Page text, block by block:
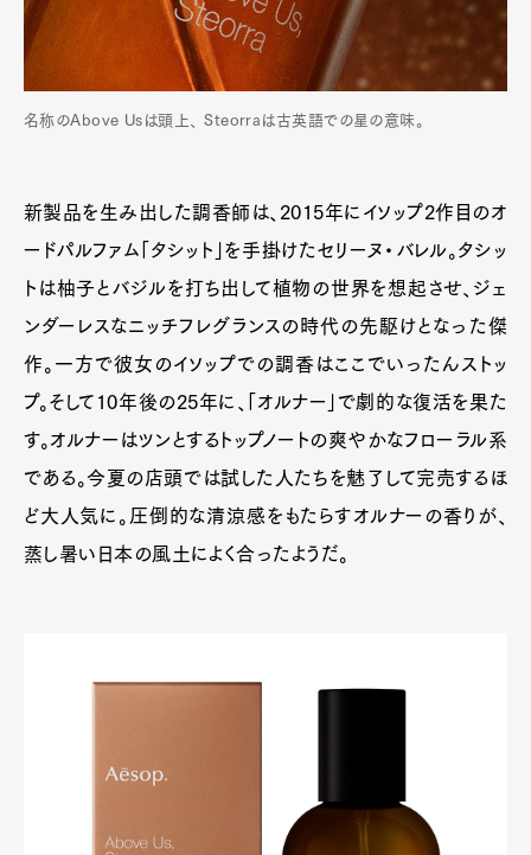
名称のAbove Usは頭上、 Steorraは古英語での星の意味。
新製品を生み出した調香師は、2015年にイソップ2作目のオ
ードパルファム「タシット」を手掛けたセリーヌ・バレル。タシッ
トは柚子とバジルを打ち出して植物の世界を想起させ、ジェ
ンダーレスなニッチフレグランスの時代の先駆けとなった傑
作。一方で彼女のイソップでの調香はここでいったんストッ
プ。そして10年後の25年に、「オルナー」で劇的な復活を果た
す。オルナーはツンとするトップノートの爽やかなフローラル系
である。今夏の店頭では試した人たちを魅了して完売するほ
ど大人気に。圧倒的な清涼感をもたらすオルナーの香りが、
蒸し暑い日本の風土によく合ったようだ。